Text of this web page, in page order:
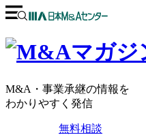
M&A・事業承継の情報を
わかりやすく発信
無料相談